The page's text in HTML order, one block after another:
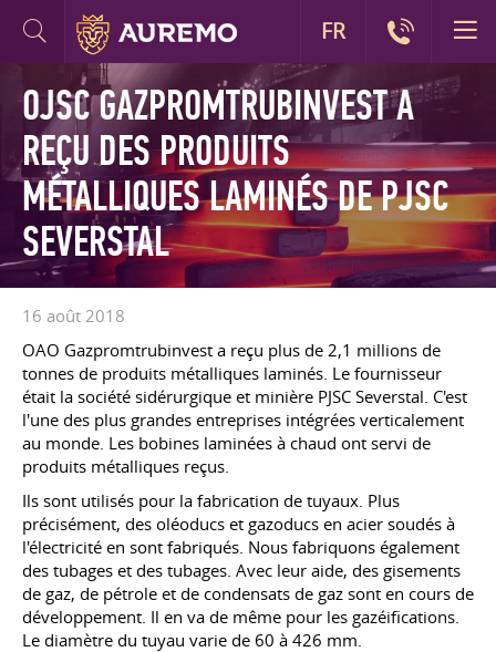
OJSC GAZPROMTRUBINVEST A
REÇU DES PRODUITS
MÉTALLIQUES LAMINÉS DE PJSC
SEVERSTAL
16 août 2018
OAO Gazpromtrubinvest a reçu plus de 2,1 millions de
tonnes de produits métalliques laminés. Le fournisseur
était la société sidérurgique et minière PJSC Severstal. C'est
l'une des plus grandes entreprises intégrées verticalement
au monde. Les bobines laminées à chaud ont servi de
produits métalliques reçus.
Ils sont utilisés pour la fabrication de tuyaux. Plus
précisément, des oléoducs et gazoducs en acier soudés à
l'électricité en sont fabriqués. Nous fabriquons également
des tubages et des tubages. Avec leur aide, des gisements
de gaz, de pétrole et de condensats de gaz sont en cours de
développement. Il en va de même pour les gazéifications.
Le diamètre du tuyau varie de 60 à 426 mm.
FR